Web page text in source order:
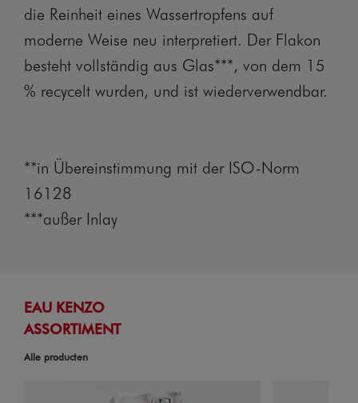
die Reinheit eines Wassertropfens auf
moderne Weise neu interpretiert. Der Flakon
besteht vollständig aus Glas***, von dem 15
% recycelt wurden, und ist wiederverwendbar.
**in Übereinstimmung mit der ISO-Norm
16128
***außer Inlay
EAU KENZO
ASSORTIMENT
Alle producten